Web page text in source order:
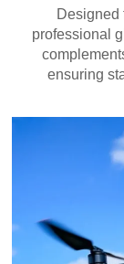
Designed
professional
ensuring